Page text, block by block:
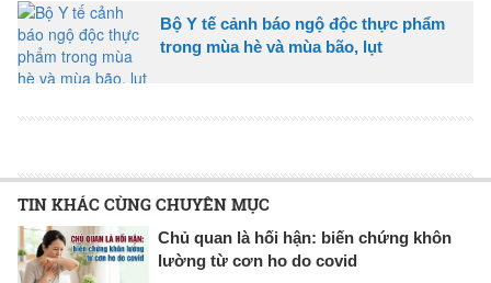
Bộ Y tế cảnh báo ngộ độc thực phẩm
trong mùa hè và mùa bão, lụt
TIN KHÁC CÙNG CHUYÊN MỤC
Chủ quan là hối hận: biến chứng khôn
lường từ cơn ho do covid